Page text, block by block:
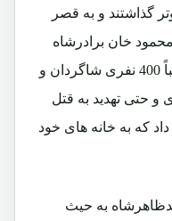
گذاشتند و به قصر
خان برادرشاه
نخست تصمیم گرفت جمعیت تقریباً 400 نفری شاگردان و
و حتی تهدید به قتل
داد که به خانه های خود
به حیث